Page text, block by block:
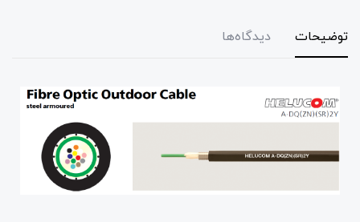
توضیحات دیدگاه‌ها